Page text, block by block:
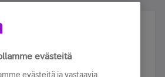
ja voita!
ja olet mukana arvonnassa.
evästeitä
evästeitä ja vastaavia